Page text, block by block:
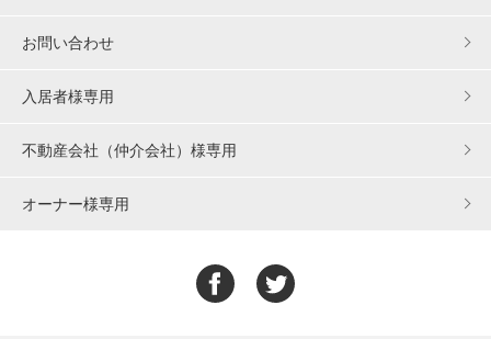
お問い合わせ
入居者様専用
不動産会社（仲介会社）様専用
オーナー様専用